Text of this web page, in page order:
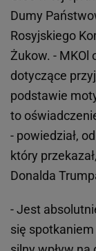
Dumy
Rosyjskiego
Żukow. - MKOl
dotyczące
podstawie
to
- powiedział,
który
Donalda
- Jest
się